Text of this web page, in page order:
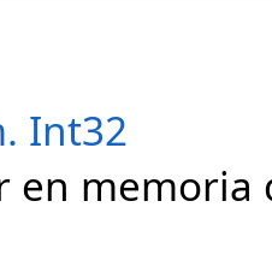
. Int32
en memoria